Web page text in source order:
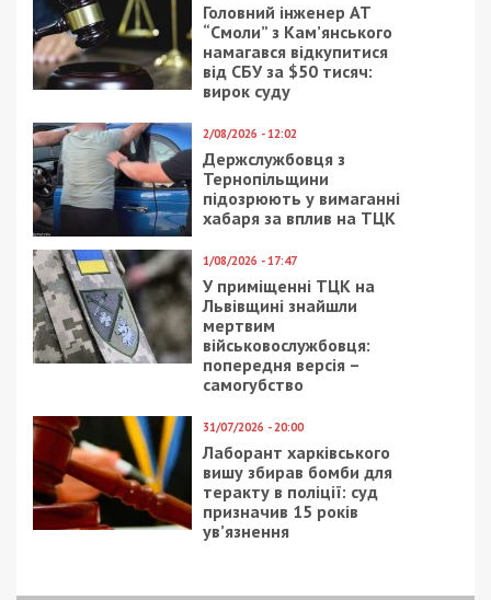
Головний інженер АТ
“Смоли” з Кам’янського
намагався відкупитися
від СБУ за $50 тисяч:
вирок суду
2/08/2026 - 12:02
Держслужбовця з
Тернопільщини
підозрюють у вимаганні
хабаря за вплив на ТЦК
1/08/2026 - 17:47
У приміщенні ТЦК на
Львівщині знайшли
мертвим
військовослужбовця:
попередня версія –
самогубство
31/07/2026 - 20:00
Лаборант харківського
вишу збирав бомби для
теракту в поліції: суд
призначив 15 років
ув’язнення